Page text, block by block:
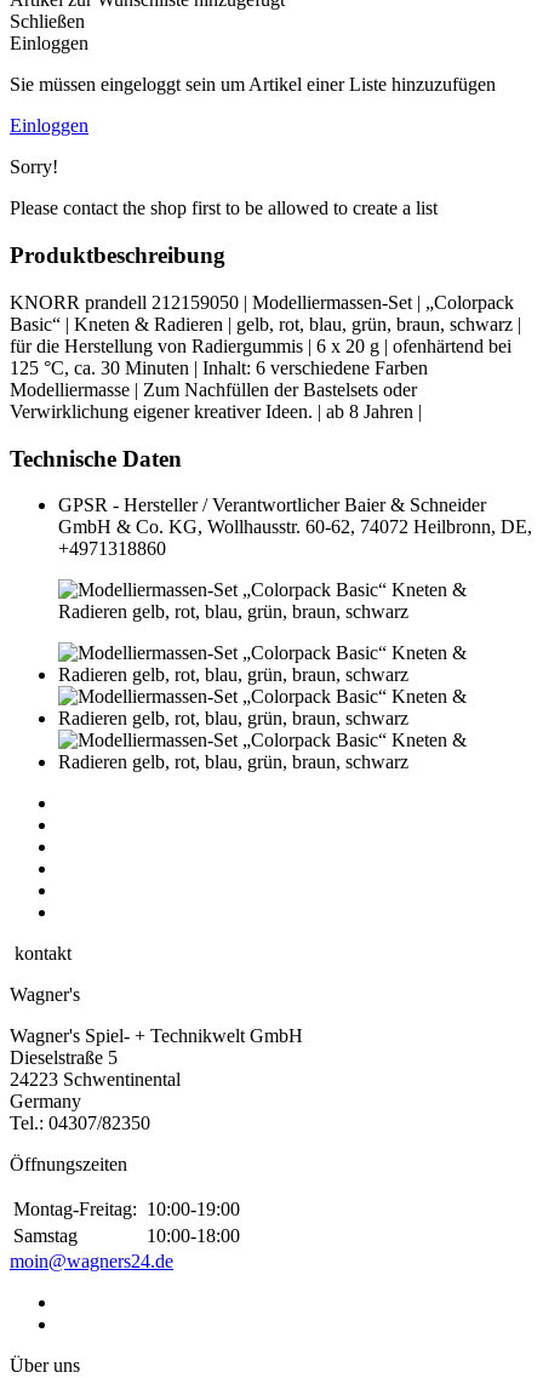
Schließen
Einloggen
Sie müssen eingeloggt sein um Artikel einer Liste hinzuzufügen
Einloggen
Sorry!
Please contact the shop first to be allowed to create a list
Produktbeschreibung
KNORR prandell 212159050 | Modelliermassen-Set | „Colorpack
Basic“ | Kneten & Radieren | gelb, rot, blau, grün, braun, schwarz |
für die Herstellung von Radiergummis | 6 x 20 g | ofenhärtend bei
125 °C, ca. 30 Minuten | Inhalt: 6 verschiedene Farben
Modelliermasse | Zum Nachfüllen der Bastelsets oder
Verwirklichung eigener kreativer Ideen. | ab 8 Jahren |
Technische Daten
GPSR - Hersteller / Verantwortlicher Baier & Schneider
GmbH & Co. KG, Wollhausstr. 60-62, 74072 Heilbronn, DE,
+4971318860
kontakt
Wagner's
Wagner's Spiel- + Technikwelt GmbH
Dieselstraße 5
24223 Schwentinental
Germany
Tel.: 04307/82350
Öffnungszeiten
Montag-Freitag: 10:00-19:00
Samstag
10:00-18:00
moin@wagners24.de
Über uns